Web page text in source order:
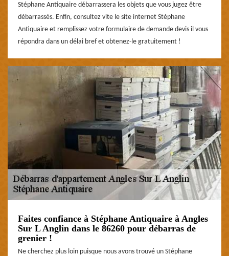
Stéphane Antiquaire débarrassera les objets que vous jugez être
débarrassés. Enfin, consultez vite le site internet Stéphane
Antiquaire et remplissez votre formulaire de demande devis il vous
répondra dans un délai bref et obtenez-le gratuitement !
Faites confiance à Stéphane Antiquaire à Angles
Sur L Anglin dans le 86260 pour débarras de
grenier !
Ne cherchez plus loin puisque nous avons trouvé un Stéphane